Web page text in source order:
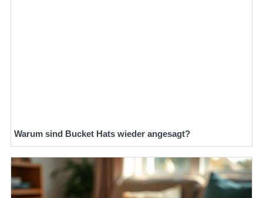
Warum sind Bucket Hats wieder angesagt?